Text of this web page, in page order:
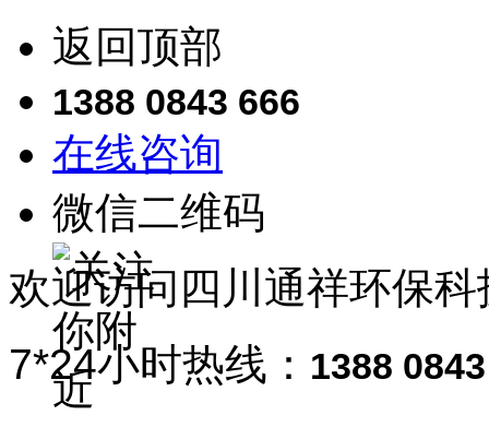
返回顶部
1388 0843 666
在线咨询
微信二维码
欢迎访问 四川通祥环保科
7*24小时热线： 1388